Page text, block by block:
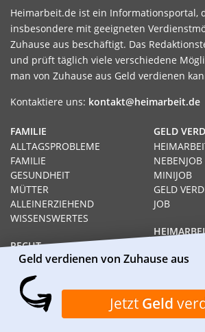
Heimarbeit.de ist ein Informationsportal,
insbesondere mit geeigneten
Zuhause aus beschäftigt. Das
und prüft täglich viele verschiedene
man von Zuhause aus Geld verdienen
Kontaktiere uns: kontakt@heimarbeit.de
GELD
NEBENJOB
MINIJOB
GELD
JOB
GELD
ZUHAUSE
SCHNELL
KARRIERE
FAMILIE
ALLTAGSPROBLEME
FAMILIE
GESUNDHEIT
MÜTTER
ALLEINERZIEHEND
WISSENSWERTES
RECHT
SOZIALHILFE
HARTZ IV
ARBEITSLOS
RECHT
Geld verdienen von Zuhause aus
Jetzt Geld